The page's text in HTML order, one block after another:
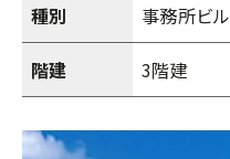
種別 事務所ビル
階建 3階建